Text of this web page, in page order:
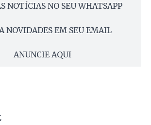
NOTÍCIAS NO SEU WHATSAPP
NOVIDADES EM SEU EMAIL
ANUNCIE AQUI